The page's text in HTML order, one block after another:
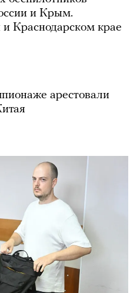
и Крым.
Краснодарском крае
арестовали